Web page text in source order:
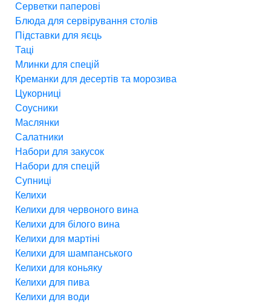
Серветки паперові
Блюда для сервірування столів
Підставки для яєць
Таці
Млинки для спецій
Креманки для десертів та морозива
Цукорниці
Соусники
Маслянки
Салатники
Набори для закусок
Набори для спецій
Супниці
Келихи
Келихи для червоного вина
Келихи для білого вина
Келихи для мартіні
Келихи для шампанського
Келихи для коньяку
Келихи для пива
Келихи для води